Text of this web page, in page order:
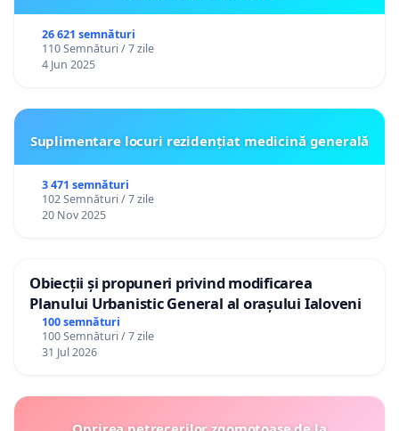
26 621 semnături
110 Semnături / 7 zile
4 Jun 2025
Suplimentare locuri rezidențiat medicină generală
3 471 semnături
102 Semnături / 7 zile
20 Nov 2025
Obiecții și propuneri privind modificarea
Planului Urbanistic General al orașului Ialoveni
100 semnături
100 Semnături / 7 zile
31 Jul 2026